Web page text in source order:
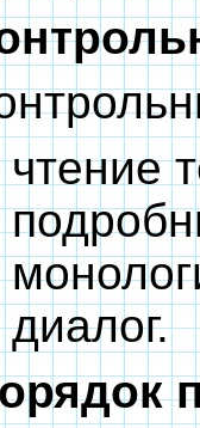
чтение
диалог.